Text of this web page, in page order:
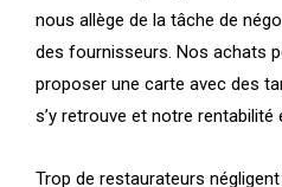
nous allège de la tâche de
des fournisseurs. Nos achats
proposer une carte avec des
s’y retrouve et notre rentabilité
Trop de restaurateurs